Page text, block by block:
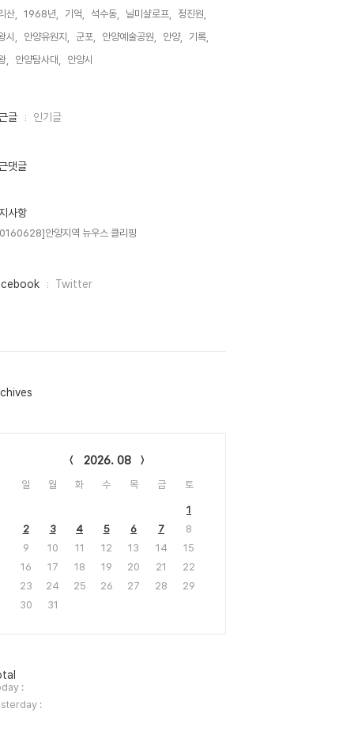
산,
1968년, 기억, 석수동, 닐미샬로프,
정진원,
시,
안양유원지, 군포, 안양예술공원, 안양,
기록,
,
안양탐사대, 안양시,
글 인기글
댓글
사항
안양지역 뉴우스 클리핑
Twitter
2026. 08
일 월 화 수 목 금 토
1
2
3 4 5 6 7
8
9
10 11 12 13 14
15
16
17 18 19 20 21
22
23
24 25 26 27 28
29
30
31
:
: